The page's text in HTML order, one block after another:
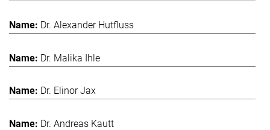
Dr. Alexander Hutfluss
Dr. Malika Ihle
Dr. Elinor Jax
Dr. Andreas Kautt